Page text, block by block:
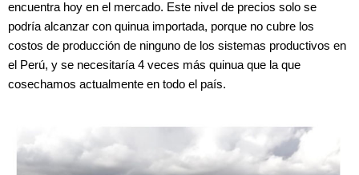
encuentra hoy en el mercado. Este nivel de precios solo se
podría alcanzar con quinua importada, porque no cubre los
costos de producción de ninguno de los sistemas productivos en
el Perú, y se necesitaría 4 veces más quinua que la que
cosechamos actualmente en todo el país.